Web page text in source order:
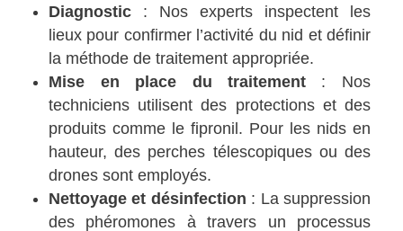
Diagnostic : Nos experts inspectent les
lieux pour confirmer l’activité du nid et définir
la méthode de traitement appropriée.
Mise en place du traitement: Nos
techniciens utilisent des protections et des
produits comme le fipronil. Pour les nids en
hauteur, des perches télescopiques ou des
drones sont employés.
Nettoyage et désinfection : La suppression
des phéromones à travers un processus